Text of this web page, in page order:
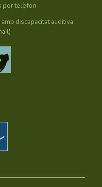
per telèfon
discapacitat auditiva